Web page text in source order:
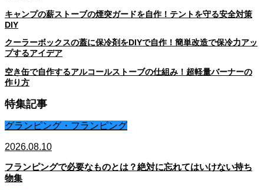
キャンプの薪ストーブの煙突ガードを自作！テントを守る安全対策
DIY
クーラーボックスの蓋に保冷剤をDIYで自作！簡単改造で保冷力アッ
プするアイデア
空き缶で自作するアルコールストーブの仕組み！超軽量バーナーの
作り方
特集記事
グランピング・フランピング
2026.08.10
フランピングで必要なものとは？絶対に忘れてはいけない持ち
物集